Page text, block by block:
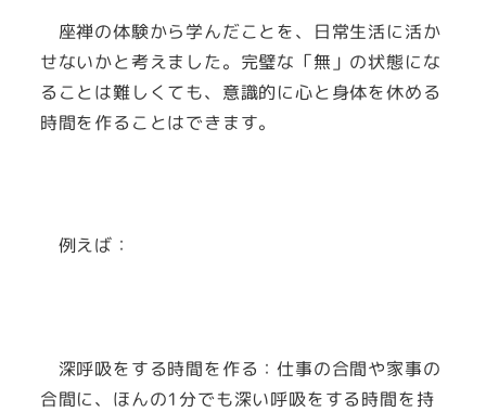
座禅の体験から学んだことを、日常生活に活か
せないかと考えました。完璧な「無」の状態にな
ることは難しくても、意識的に心と身体を休める
時間を作ることはできます。
例えば：
深呼吸をする時間を作る：仕事の合間や家事の
合間に、ほんの1分でも深い呼吸をする時間を持